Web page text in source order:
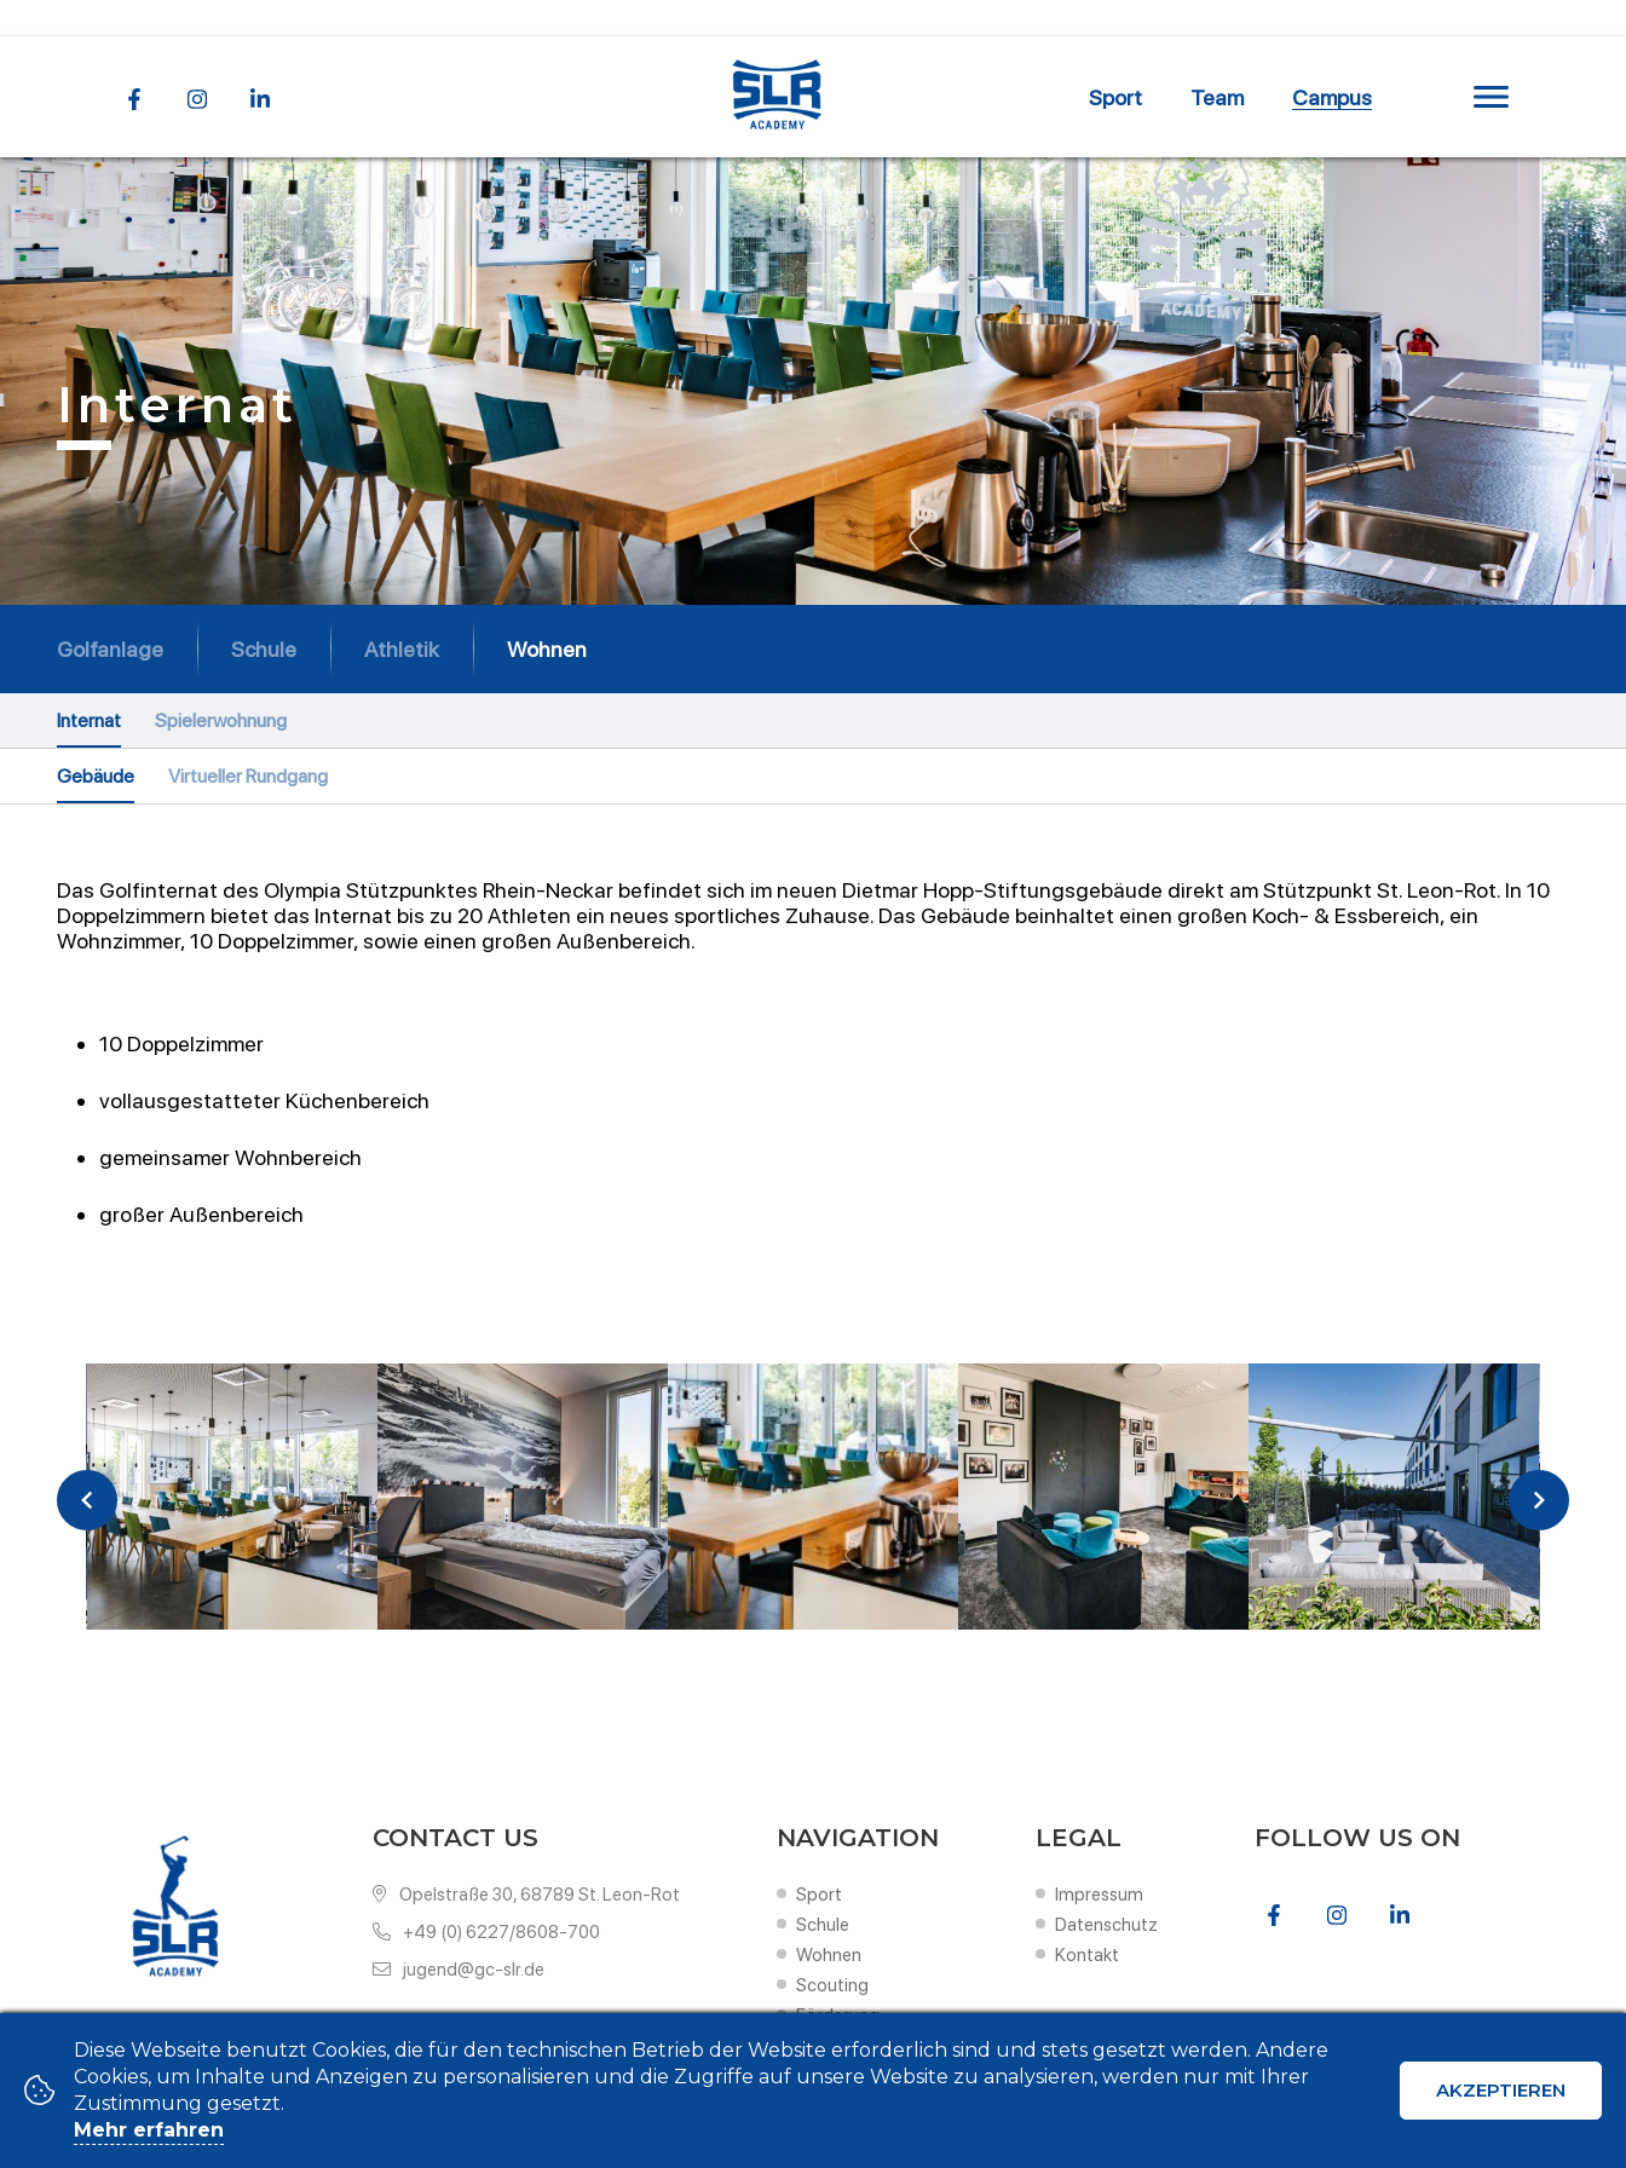
Sport Team Campus
Internat​
Golfanlage Schule Athletik Wohnen
Internat Spielerwohnung
Gebäude Virtueller Rundgang
Das Golfinternat des Olympia Stützpunktes Rhein-Neckar befindet sich im neuen Dietmar Hopp-Stiftungsgebäude direkt am Stützpunkt St. Leon-Rot. In 10
Doppelzimmern bietet das Internat bis zu 20 Athleten ein neues sportliches Zuhause. Das Gebäude beinhaltet einen großen Koch- & Essbereich, ein
Wohnzimmer, 10 Doppelzimmer, sowie einen großen Außenbereich.​
10 Doppelzimmer
vollausgestatteter Küchenbereich
gemeinsamer Wohnbereich
großer Außenbereich
CONTACT US
Opelstraße 30, 68789 St. Leon-Rot
+49 (0) 6227/8608-700
jugend@gc-slr.de
NAVIGATION
Sport
Schule
Wohnen
Scouting
Förderung
LEGAL
Impressum
Datenschutz
Kontakt
FOLLOW US ON
Diese Webseite benutzt Cookies, die für den technischen Betrieb der Website erforderlich sind und stets gesetzt werden. Andere
Cookies, um Inhalte und Anzeigen zu personalisieren und die Zugriffe auf unsere Website zu analysieren, werden nur mit Ihrer
Zustimmung gesetzt.
Mehr erfahren
AKZEPTIEREN